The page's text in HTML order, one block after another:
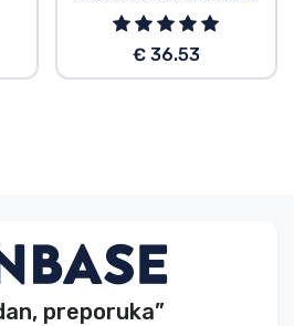
€ 36.53
preporuka”